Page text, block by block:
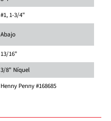
#1, 1-3/4"
Abajo
13/16"
3/8" Níquel
Henny Penny #168685